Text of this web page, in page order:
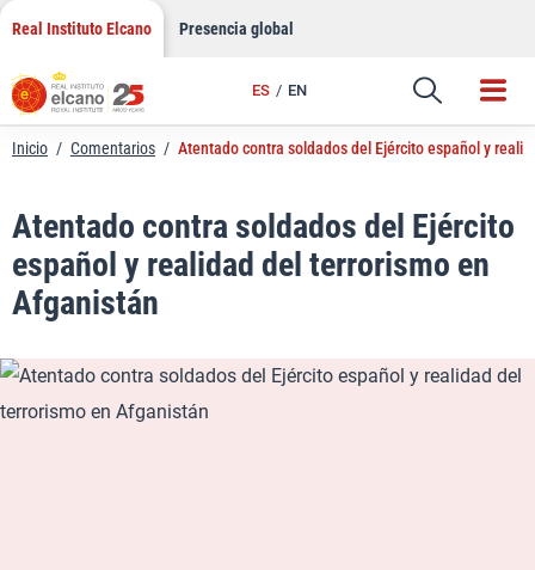
Saltar
contenido
Real Instituto Elcano Presencia global
ES EN
Enlace
Inicio / Comentarios / Atentado contra soldados del Ejército español y
Atentado contra soldados del Ejército
español y realidad del terrorismo en
Afganistán